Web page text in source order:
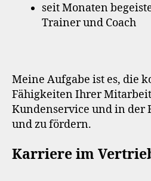
seit Monaten
Trainer und Coach
Meine Aufgabe ist es, die
Fähigkeiten Ihrer
Kundenservice und in der
und zu fördern.
Karriere im